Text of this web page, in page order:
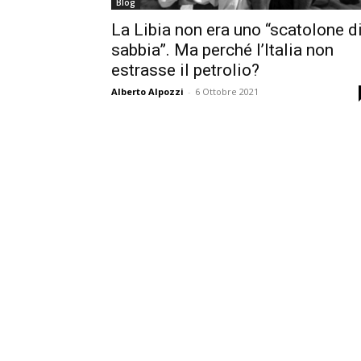
Blog
La Libia non era uno “scatolone
sabbia”. Ma perché l’Italia non
estrasse il petrolio?
Alberto Alpozzi - 6 Ottobre 2021